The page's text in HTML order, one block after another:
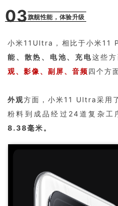
03旗舰性能，体验升级
小米11Ultra，相比于小米11
能、散热、电池、充电这些
观、影像、副屏、音频四个方
外观方面，小米11 Ultra采用
粉料到成品经过24道复杂工
8.38毫米。